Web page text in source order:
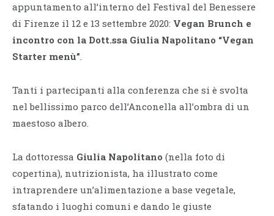
appuntamento all’interno del Festival del Benessere
di Firenze il 12 e 13 settembre 2020: Vegan Brunch e
incontro con la Dott.ssa Giulia Napolitano “Vegan
Starter menù”.
Tanti i partecipanti alla conferenza che si è svolta
nel bellissimo parco dell’Anconella all’ombra di un
maestoso albero.
La dottoressa Giulia Napolitano (nella foto di
copertina), nutrizionista, ha illustrato come
intraprendere un’alimentazione a base vegetale,
sfatando i luoghi comuni e dando le giuste